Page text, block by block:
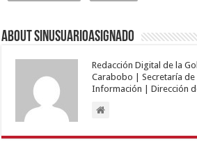
About sinusuarioasignado
Redacción Digital de la
Carabobo | Secretaría de
Información | Dirección